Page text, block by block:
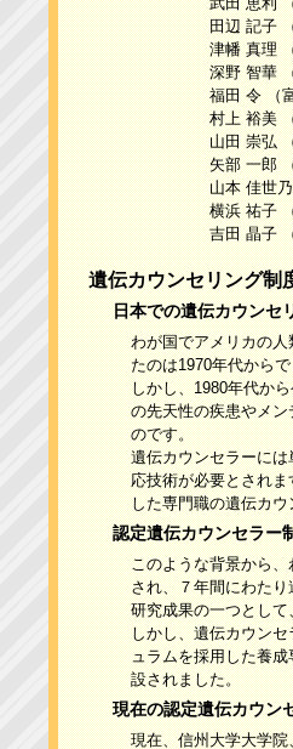
田辺 記子 （埼玉
津幡 真理 （東
深野 智華 （東
福田 令 （富山
村上 裕美 （京
山田 崇弘 （北
矢部 一郎 （北
山本 佳世乃 （
横浜 祐子 （旭
吉田 晶子 （神戸
遺伝カウンセリング制
日本での遺伝カウンセ
わが国でアメリカの
たのは1970年代から
しかし、1980年代か
の先天性の疾患やメ
のです。
遺伝カウンセラーに
応技術が必要とされ
した専門職の遺伝カ
認定遺伝カウンセラー
このような背景から
され、７年間にわた
研究成果の一つとし
しかし、遺伝カウン
ュラムを採用した養
設されました。
現在の認定遺伝カウン
現在、信州大学大学